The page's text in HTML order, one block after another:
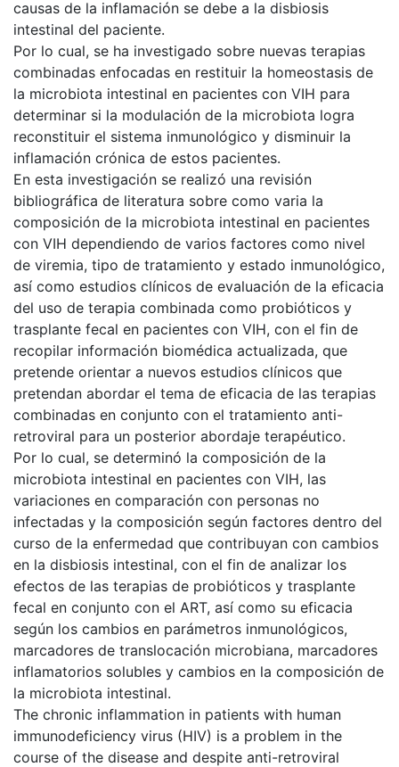
causas de la inflamación se debe a la disbiosis
intestinal del paciente.
Por lo cual, se ha investigado sobre nuevas terapias
combinadas enfocadas en restituir la homeostasis de
la microbiota intestinal en pacientes con VIH para
determinar si la modulación de la microbiota logra
reconstituir el sistema inmunológico y disminuir la
inflamación crónica de estos pacientes.
En esta investigación se realizó una revisión
bibliográfica de literatura sobre como varia la
composición de la microbiota intestinal en pacientes
con VIH dependiendo de varios factores como nivel
de viremia, tipo de tratamiento y estado inmunológico,
así como estudios clínicos de evaluación de la eficacia
del uso de terapia combinada como probióticos y
trasplante fecal en pacientes con VIH, con el fin de
recopilar información biomédica actualizada, que
pretende orientar a nuevos estudios clínicos que
pretendan abordar el tema de eficacia de las terapias
combinadas en conjunto con el tratamiento anti-
retroviral para un posterior abordaje terapéutico.
Por lo cual, se determinó la composición de la
microbiota intestinal en pacientes con VIH, las
variaciones en comparación con personas no
infectadas y la composición según factores dentro del
curso de la enfermedad que contribuyan con cambios
en la disbiosis intestinal, con el fin de analizar los
efectos de las terapias de probióticos y trasplante
fecal en conjunto con el ART, así como su eficacia
según los cambios en parámetros inmunológicos,
marcadores de translocación microbiana, marcadores
inflamatorios solubles y cambios en la composición de
la microbiota intestinal.
The chronic inflammation in patients with human
immunodeficiency virus (HIV) is a problem in the
course of the disease and despite anti-retroviral